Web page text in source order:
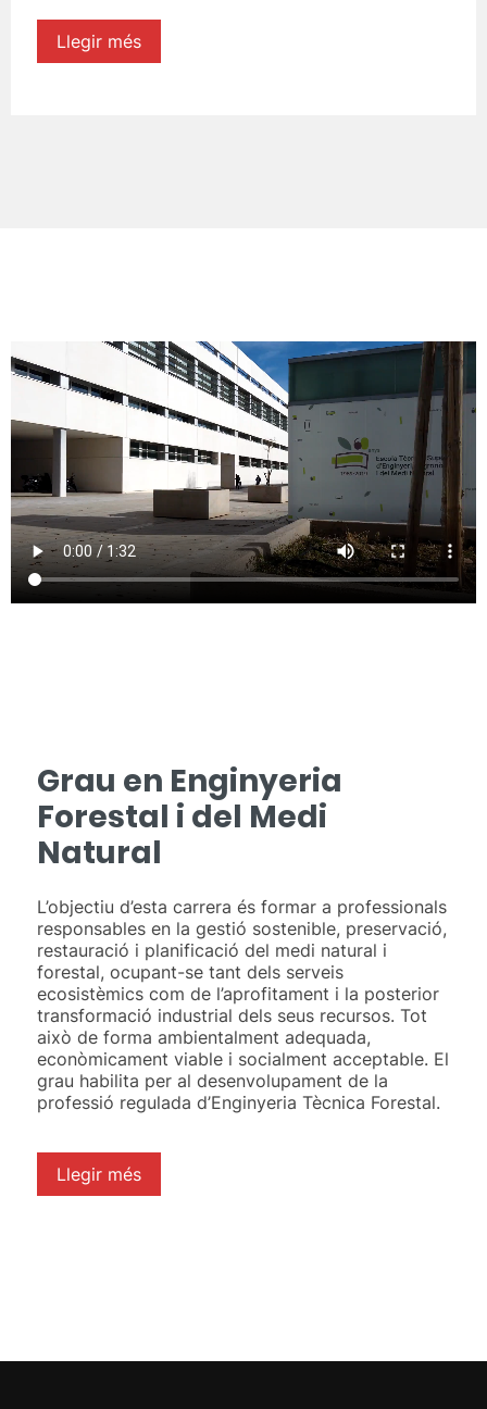
Llegir més
Grau en Enginyeria
Forestal i del Medi
Natural
L’objectiu d’esta carrera és formar a professionals
responsables en la gestió sostenible, preservació,
restauració i planificació del medi natural i
forestal, ocupant-se tant dels serveis
ecosistèmics com de l’aprofitament i la posterior
transformació industrial dels seus recursos. Tot
això de forma ambientalment adequada,
econòmicament viable i socialment acceptable. El
grau habilita per al desenvolupament de la
professió regulada d’Enginyeria Tècnica Forestal.
Llegir més